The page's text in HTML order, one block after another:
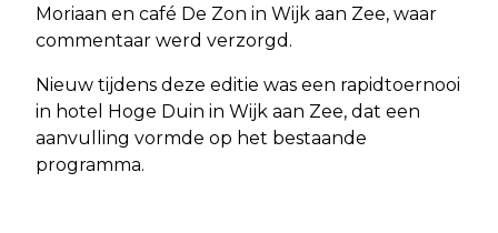
Moriaan en café De Zon in Wijk aan Zee, waar
commentaar werd verzorgd.
Nieuw tijdens deze editie was een rapidtoernooi
in hotel Hoge Duin in Wijk aan Zee, dat een
aanvulling vormde op het bestaande
programma.